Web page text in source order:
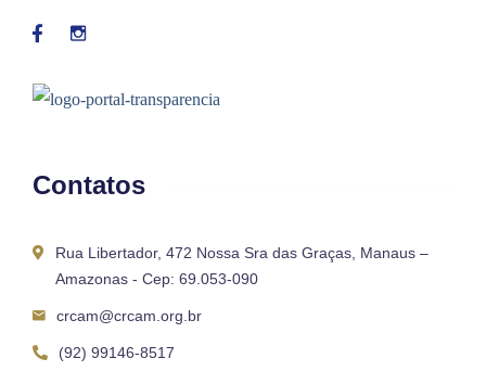
Contatos
Rua Libertador, 472 Nossa Sra das Graças, Manaus –
Amazonas - Cep: 69.053-090
crcam@crcam.org.br
(92) 99146-8517